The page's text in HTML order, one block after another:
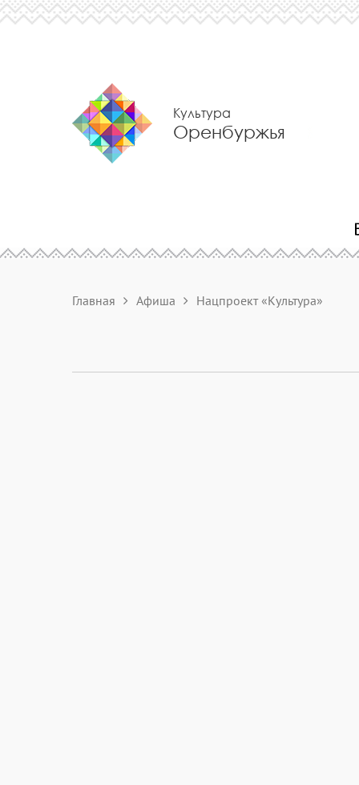
Культура
Оренбуржья
Главная Афиша Нацпроект «Культура»